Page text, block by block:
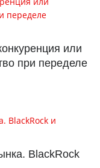
или
при переделе
BlackRock